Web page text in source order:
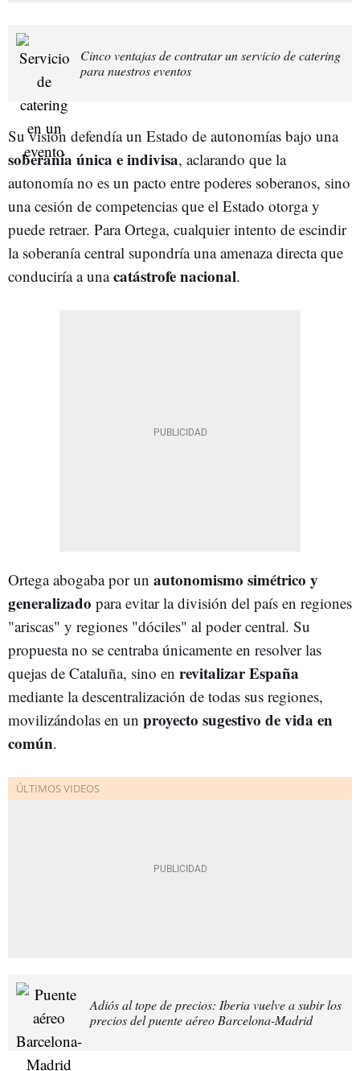
Cinco ventajas de contratar un servicio de catering
para nuestros eventos
Su visión defendía un Estado de autonomías bajo una
soberanía única e indivisa, aclarando que la
autonomía no es un pacto entre poderes soberanos, sino
una cesión de competencias que el Estado otorga y
puede retraer. Para Ortega, cualquier intento de escindir
la soberanía central supondría una amenaza directa que
conduciría a unacatástrofe nacional.
Ortega abogaba por un autonomismo simétrico y
generalizado para evitar la división del país en regiones
"ariscas" y regiones "dóciles" al poder central. Su
propuesta no se centraba únicamente en resolver las
quejas de Cataluña, sino en revitalizar España
mediante la descentralización de todas sus regiones,
movilizándolas en un proyecto sugestivo de vida en
común.
Adiós al tope de precios: Iberia vuelve a subir los
precios del puente aéreo Barcelona-Madrid